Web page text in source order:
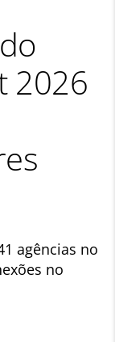
2026
agências no
no